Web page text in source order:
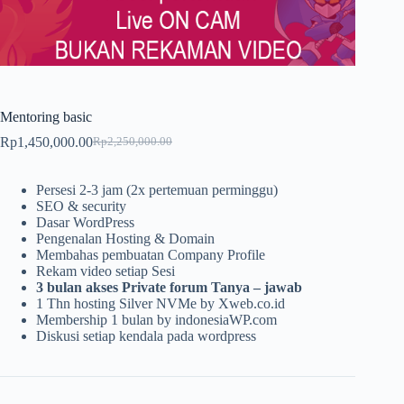
Mentoring basic
Rp2,250,000.00
Harga
Rp2,250,000.00.
Rp1,450,000.00Harga
adalah:
Rp1,450,000.00.
Persesi 2-3 jam (2x pertemuan perminggu)
SEO & security
Dasar WordPress
Pengenalan Hosting & Domain
Membahas pembuatan Company Profile
Rekam video setiap Sesi
3 bulan akses Private forum Tanya – jawab
1 Thn hosting Silver NVMe by Xweb.co.id
Membership 1 bulan by indonesiaWP.com
Diskusi setiap kendala pada wordpress